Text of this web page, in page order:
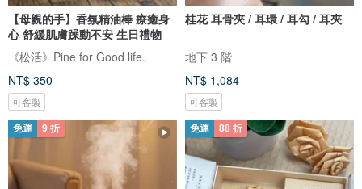
【母親的手】香氛精油棒 療癒身
心 舒緩肌膚躁動不安 生日禮物
《松活》Pine for Good life.
NT$ 350
可客製
桂花 耳骨夾 / 耳環 / 耳勾 / 耳夾
地下 3 階
NT$ 1,084
可客製
免運 9 折 免運 88 折